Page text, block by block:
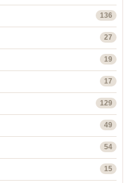
136
27
19
17
129
49
54
15